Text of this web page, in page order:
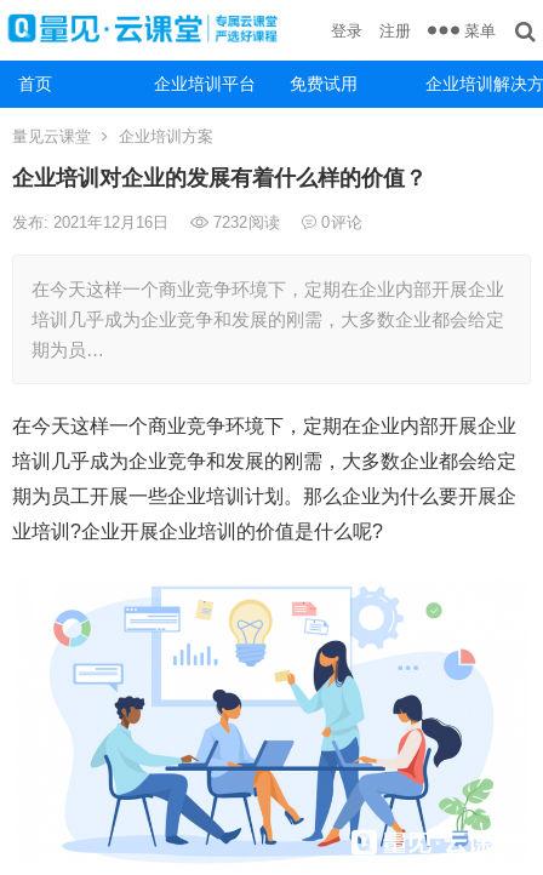
首页 企业培训平台 免费试用 企业培训解决
登录 注册 菜单
量见云课堂 企业培训方案
企业培训对企业的发展有着什么样的价值？
发布: 2021年12月16日 7232阅读 0评论
在今天这样一个商业竞争环境下，定期在企业内部开展企业
培训几乎成为企业竞争和发展的刚需，大多数企业都会给定
期为员…
在今天这样一个商业竞争环境下，定期在企业内部开展企业
培训几乎成为企业竞争和发展的刚需，大多数企业都会给定
期为员工开展一些企业培训计划。那么企业为什么要开展企
业培训?企业开展企业培训的价值是什么呢?